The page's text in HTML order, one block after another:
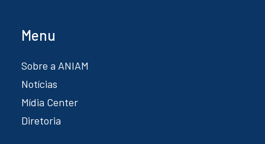
Menu
Sobre a ANIAM
Notícias
Mídia Center
Diretoria